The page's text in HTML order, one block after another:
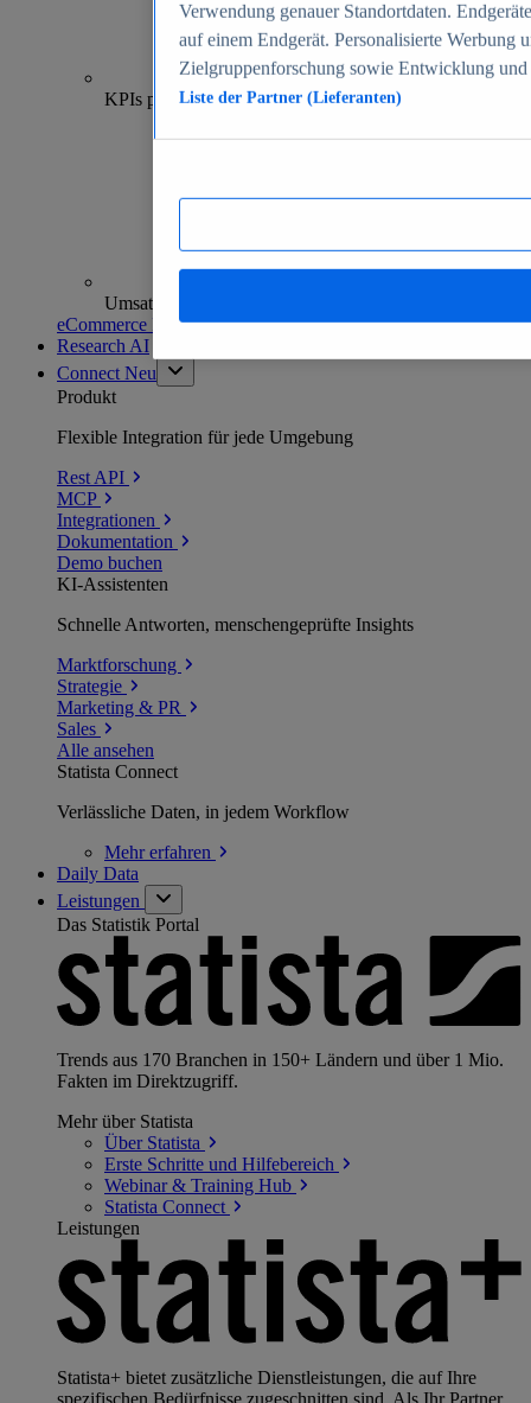
70+
KPIs pro Shop
Umsatzanalysen und -prognosen
eCommerce Insights entdecken
Research AI
Connect Neu
Produkt
Flexible Integration für jede Umgebung
Rest API
MCP
Integrationen
Dokumentation
Demo buchen
KI-Assistenten
Schnelle Antworten, menschengeprüfte Insights
Marktforschung
Strategie
Marketing & PR
Sales
Alle ansehen
Statista Connect
Verlässliche Daten, in jedem Workflow
Mehrerfahren
Daily Data
Leistungen
Das Statistik Portal
Trends aus 170 Branchen in 150+ Ländern und über 1 Mio.
Fakten im Direktzugriff.
Mehr über Statista
Über Statista
Erste Schritte und Hilfebereich
Webinar & Training Hub
Statista Connect
Leistungen
Statista+ bietet zusätzliche Dienstleistungen, die auf Ihre
spezifischen Bedürfnisse zugeschnitten sind. Als Ihr Partner
Verwendung genauer Standortdaten.
auf einem Endgerät. Personalisierte Werbung
Zielgruppenforschung sowie Entwicklung
Liste der Partner (Lieferanten)